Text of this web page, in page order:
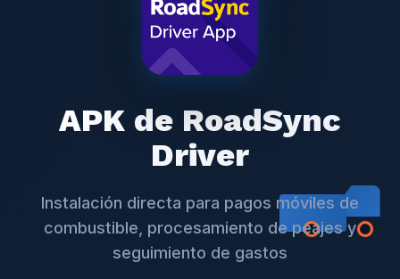
APK de RoadSync
Driver
Instalación directa para pagos móviles de
combustible, procesamiento de peajes y
seguimiento de gastos